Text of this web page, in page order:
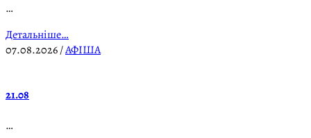
…
Детальніше…
07.08.2026/АФІША
21.08
…